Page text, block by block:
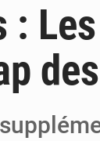
Niger :
Chasse aux
: